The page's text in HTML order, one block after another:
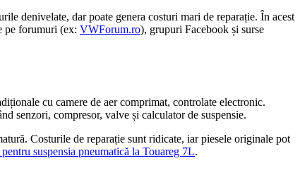
denivelate, dar poate genera costuri mari de reparație. În acest
pe forumuri (ex: VWForum.ro), grupuri Facebook și surse
cu camere de aer comprimat, controlate electronic.
senzori, compresor, valve și calculator de suspensie.
Costurile de reparație sunt ridicate, iar piesele originale pot
suspensia pneumatică la Touareg 7L.